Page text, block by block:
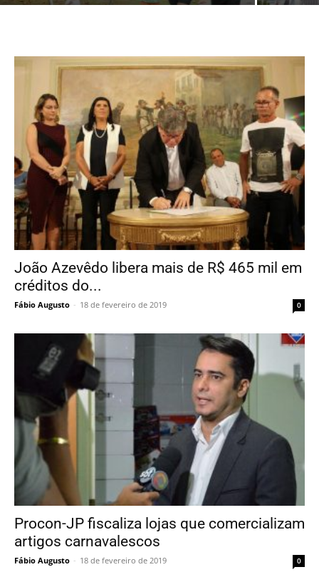
João Azevêdo libera mais de R$ 465 mil em
créditos do...
Fábio Augusto - 18 de fevereiro de 2019 0
Procon-JP fiscaliza lojas que comercializam
artigos carnavalescos
Fábio Augusto - 18 de fevereiro de 2019 0